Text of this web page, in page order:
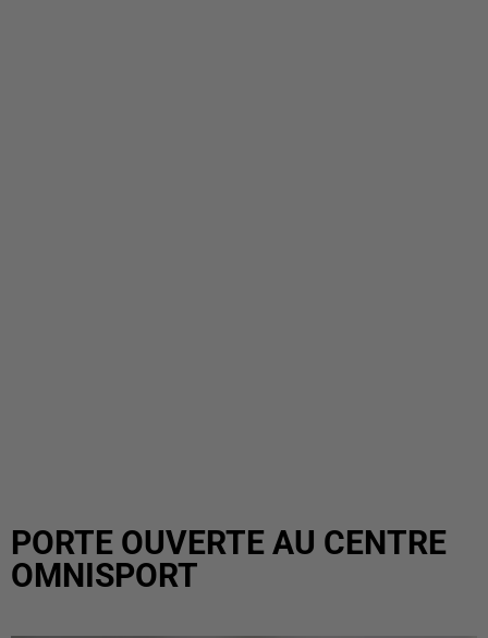
PORTE OUVERTE AU CENTRE
OMNISPORT